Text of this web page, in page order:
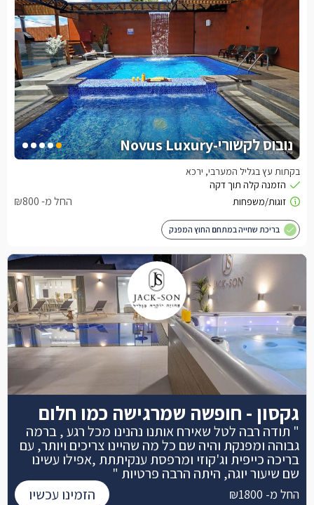
נובוס לקשורי-Novus Luxury
בקתות עץ בגליל המערבי, ירכא
החל מ- ₪800
בריכת שחייה במתחם החוץ המפנק
גקסון - חופשה שמרגישה כמו חלום
" תודה רבה לטל שאירח אותנו נהנינו מכל רגע , ברמה
גבוהה ומפנקת והיה שם כל מה שהיינו צריכים ויותר, עם
בריכה כייפית וג'קוזי ומרפסת ענקיתתת ,אפילו עשינו
שם שיעור יוגה, היתה הרבה פרטיות "
החל מ- ₪1800 הזמינו עכשיו